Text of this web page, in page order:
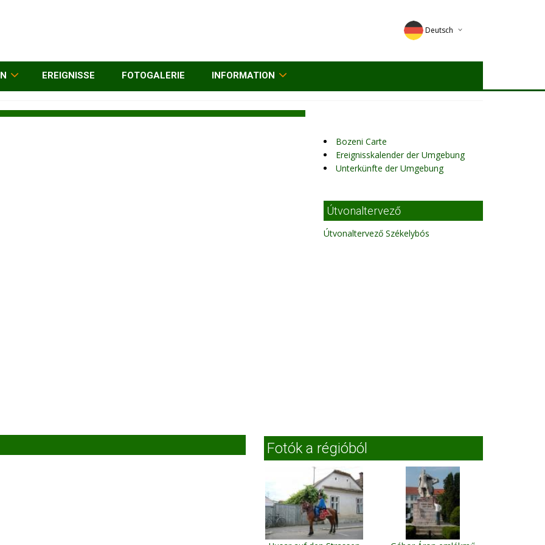
Deutsch
English
EREIGNISSE FOTOGALERIE INFORMATION
Bozeni Carte
Ereignisskalender der Umgebung
Unterkünfte der Umgebung
Útvonaltervező
Útvonaltervező Székelybós
Fotók a régióból